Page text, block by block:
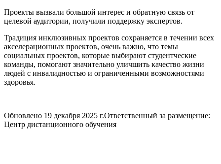
Проекты вызвали большой интерес и обратную связь от
целевой аудитории, получили поддержку экспертов.
Традиция инклюзивных проектов сохраняется в течении всех
акселерационных проектов, очень важно, что темы
социальных проектов, которые выбирают студентческие
команды, помогают значительно уличшить качество жизни
людей с инвалидностью и ограниченными возможностями
здоровья.
Обновлено 19 декабря 2025 г.Ответственный за размещение:
Центр дистанционного обучения